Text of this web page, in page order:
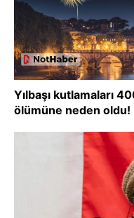
Yılbaşı kutlamaları
ölümüne neden oldu!